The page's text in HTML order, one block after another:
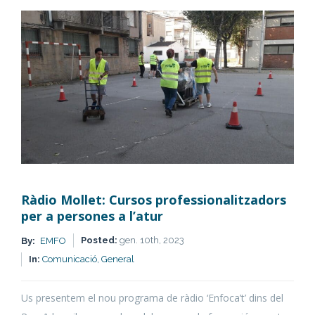
trimestrals
del
Mollet
Hub
Ràdio Mollet: Cursos professionalitzadors
per a persones a l’atur
By: EMFO Posted: gen. 10th, 2023
In: Comunicació, General
Us presentem el nou programa de ràdio ‘Enfoca’t’ dins del